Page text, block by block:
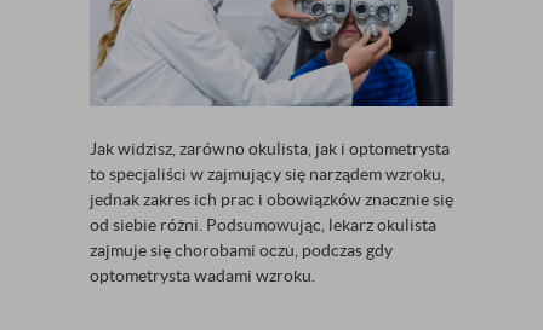
Jak widzisz, zarówno okulista, jak i optometrysta
to specjaliści w zajmujący się narządem wzroku,
jednak zakres ich prac i obowiązków znacznie się
od siebie różni. Podsumowując, lekarz okulista
zajmuje się chorobami oczu, podczas gdy
optometrysta wadami wzroku.